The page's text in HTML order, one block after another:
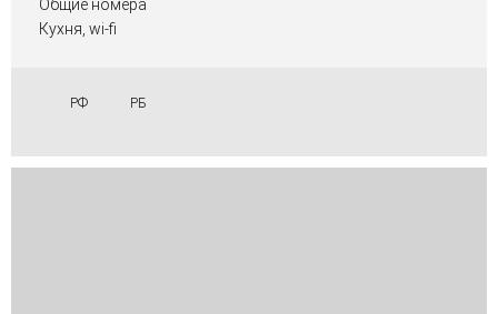
Общие номера
Кухня, wi-fi
РФ РБ